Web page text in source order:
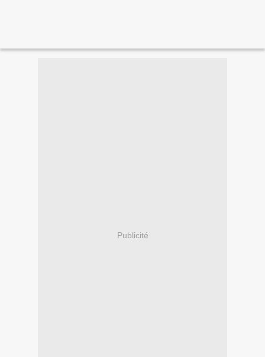
Publicité